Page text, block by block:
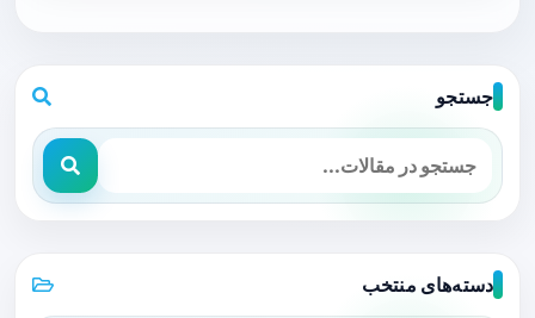
جستجو
دسته‌های منتخب